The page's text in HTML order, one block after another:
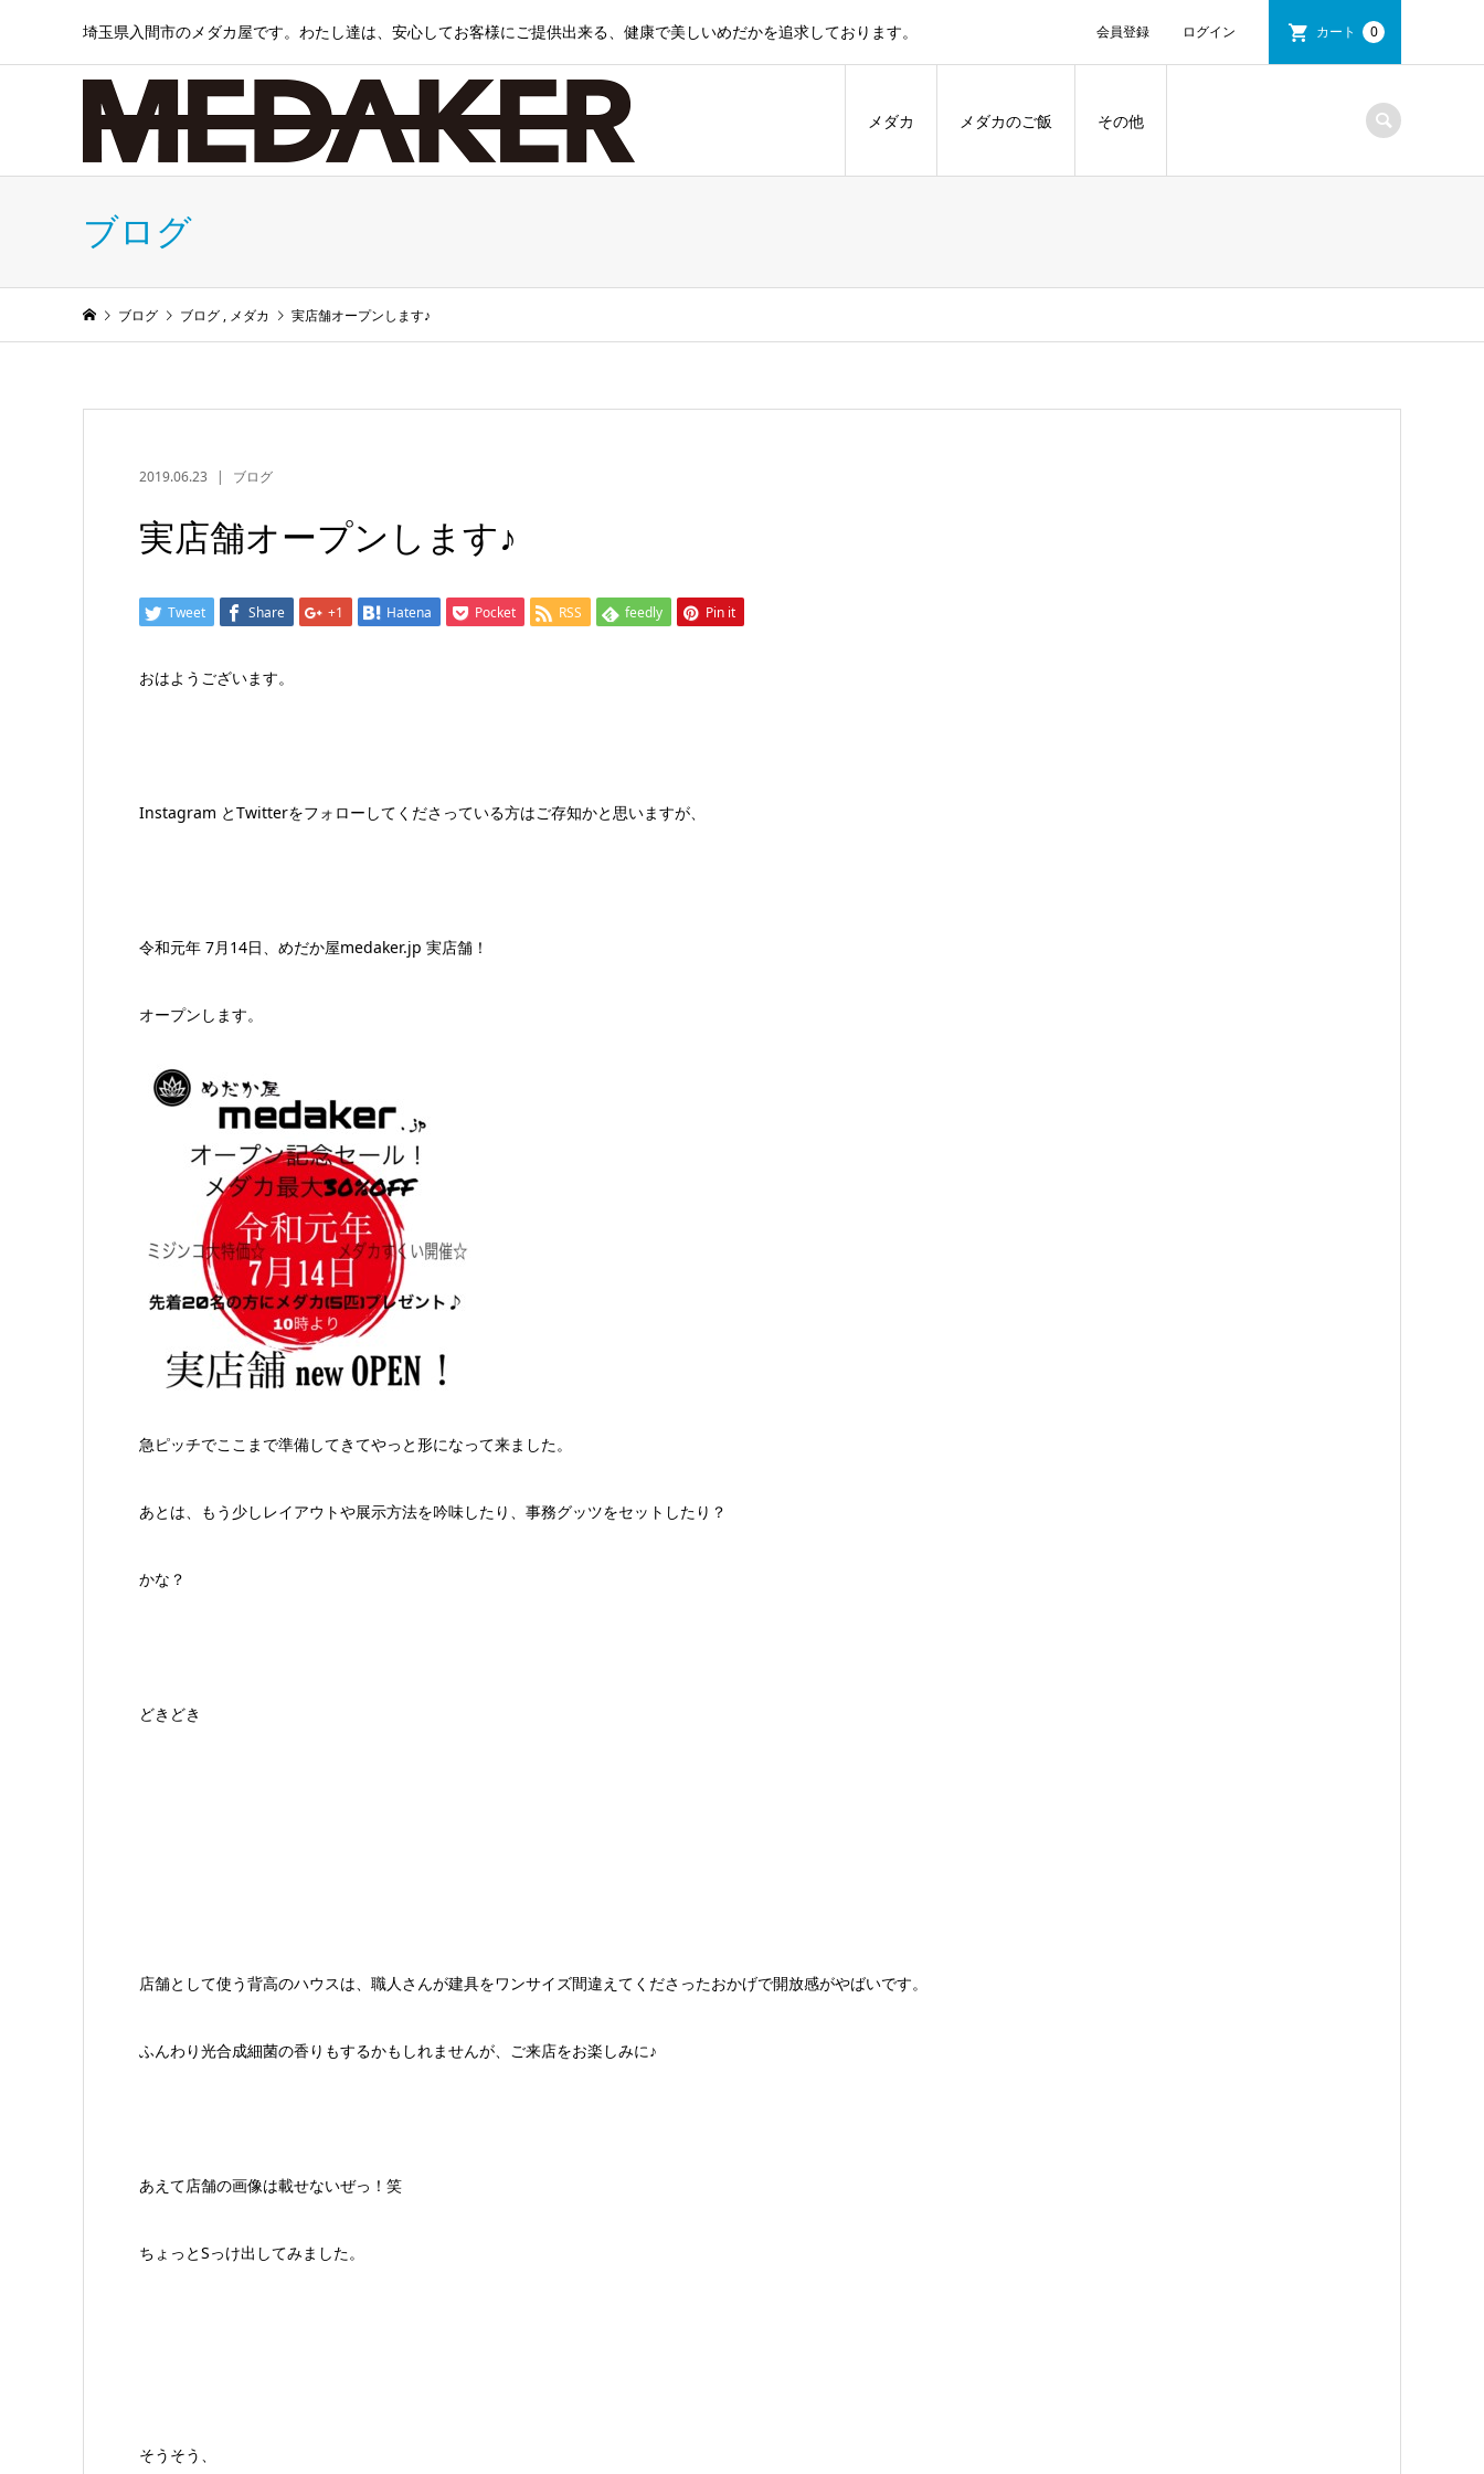
埼玉県入間市のメダカ屋です。わたし達は、安心してお客様にご提供出来る、健康で美しいめだかを追求しております。 会員登録 ログイン カート 0
メダカ メダカのご飯 その他
ブログ
ブログ ブログ , メダカ 実店舗オープンします♪
2019.06.23 ブログ
実店舗オープンします♪
Tweet Share +1 Hatena Pocket RSS feedly Pin it
おはようございます。
Instagram とTwitterをフォローしてくださっている方はご存知かと思いますが、
令和元年 7月14日、めだか屋medaker.jp 実店舗！
オープンします。
急ピッチでここまで準備してきてやっと形になって来ました。
あとは、もう少しレイアウトや展示方法を吟味したり、事務グッツをセットしたり？
かな？
どきどき
店舗として使う背高のハウスは、職人さんが建具をワンサイズ間違えてくださったおかげで開放感がやばいです。
ふんわり光合成細菌の香りもするかもしれませんが、ご来店をお楽しみに♪
あえて店舗の画像は載せないぜっ！笑
ちょっとSっけ出してみました。
そうそう、